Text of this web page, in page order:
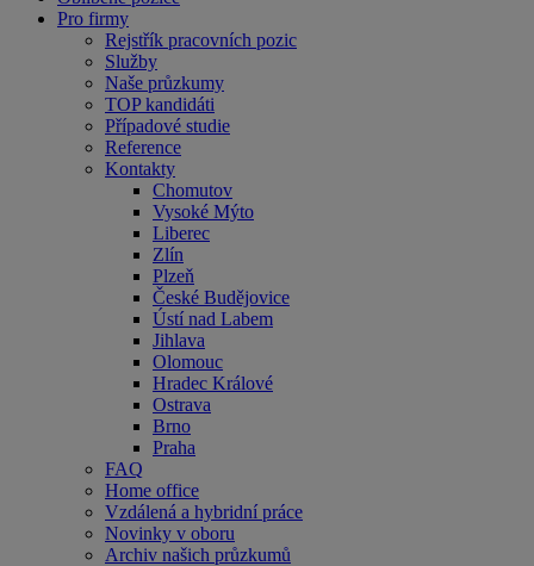
Pro firmy
Rejstřík pracovních pozic
Služby
Naše průzkumy
TOP kandidáti
Případové studie
Reference
Kontakty
Chomutov
Vysoké Mýto
Liberec
Zlín
Plzeň
České Budějovice
Ústí nad Labem
Jihlava
Olomouc
Hradec Králové
Ostrava
Brno
Praha
FAQ
Home office
Vzdálená a hybridní práce
Novinky v oboru
Archiv našich průzkumů